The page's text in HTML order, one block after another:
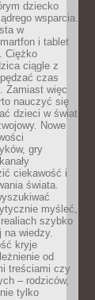
dziecko
wsparcia.
w
i tablet
Ciężko
ciągle z
czas
Zamiast więc
nauczyć się
dzieci w świat
Nowe
gry
ciekawość i
świata.
myśleć,
szybko
na wiedzy.
kryje
od
treściami czy
– rodziców,
tylko